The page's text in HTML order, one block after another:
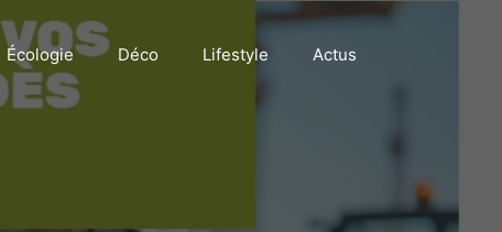
Écologie Déco Lifestyle Actus